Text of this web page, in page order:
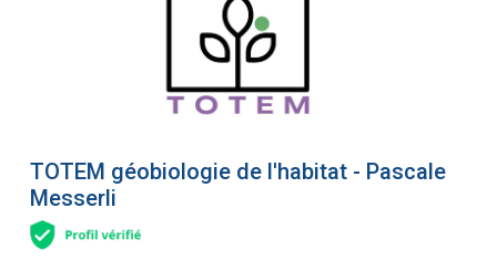
TOTEM géobiologie de l'habitat - Pascale
Messerli